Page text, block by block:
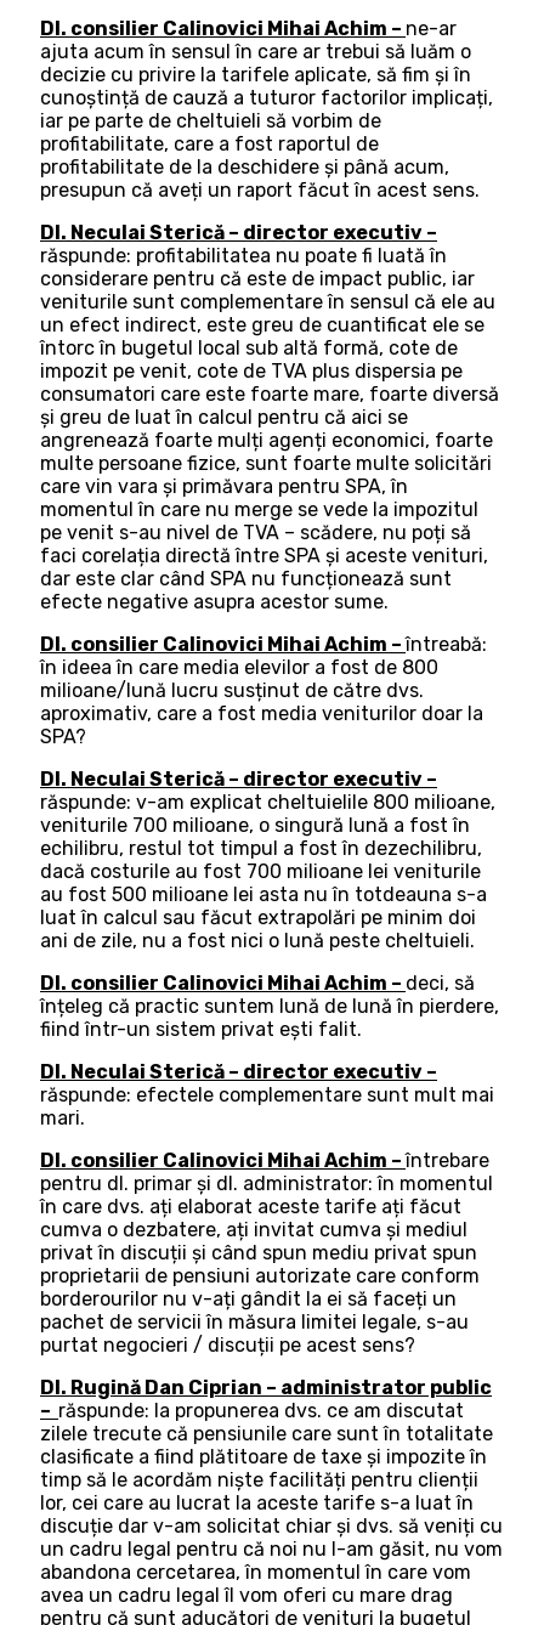
Dl. consilier Calinovici Mihai Achim – ne-ar
ajuta acum în sensul în care ar trebui să luăm o
decizie cu privire la tarifele aplicate, să fim și în
cunoștință de cauză a tuturor factorilor implicați,
iar pe parte de cheltuieli să vorbim de
profitabilitate, care a fost raportul de
profitabilitate de la deschidere și până acum,
presupun că aveți un raport făcut în acest sens.
Dl. Neculai Sterică – director executiv –
răspunde: profitabilitatea nu poate fi luată în
considerare pentru că este de impact public, iar
veniturile sunt complementare în sensul că ele au
un efect indirect, este greu de cuantificat ele se
întorc în bugetul local sub altă formă, cote de
impozit pe venit, cote de TVA plus dispersia pe
consumatori care este foarte mare, foarte diversă
și greu de luat în calcul pentru că aici se
angrenează foarte mulți agenți economici, foarte
multe persoane fizice, sunt foarte multe solicitări
care vin vara și primăvara pentru SPA, în
momentul în care nu merge se vede la impozitul
pe venit s-au nivel de TVA – scădere, nu poți să
faci corelația directă între SPA și aceste venituri,
dar este clar când SPA nu funcționează sunt
efecte negative asupra acestor sume.
Dl. consilier Calinovici Mihai Achim –întreabă:
în ideea în care media elevilor a fost de 800
milioane/lună lucru susținut de către dvs.
aproximativ, care a fost media veniturilor doar la
SPA?
Dl. Neculai Sterică – director executiv –
răspunde: v-am explicat cheltuielile 800 milioane,
veniturile 700 milioane, o singură lună a fost în
echilibru, restul tot timpul a fost în dezechilibru,
dacă costurile au fost 700 milioane lei veniturile
au fost 500 milioane lei asta nu în totdeauna s-a
luat în calcul sau făcut extrapolări pe minim doi
ani de zile, nu a fost nici o lună peste cheltuieli.
Dl. consilier Calinovici Mihai Achim – deci, să
înțeleg că practic suntem lună de lună în pierdere,
fiind într-un sistem privat ești falit.
Dl. Neculai Sterică – director executiv –
răspunde: efectele complementare sunt mult mai
mari.
Dl. consilier Calinovici Mihai Achim –întrebare
pentru dl. primar și dl. administrator: în momentul
în care dvs. ați elaborat aceste tarife ați făcut
cumva o dezbatere, ați invitat cumva și mediul
privat în discuții și când spun mediu privat spun
proprietarii de pensiuni autorizate care conform
borderourilor nu v-ați gândit la ei să faceți un
pachet de servicii în măsura limitei legale, s-au
purtat negocieri / discuții pe acest sens?
Dl. Rugină Dan Ciprian – administrator public
– răspunde: la propunerea dvs. ce am discutat
zilele trecute că pensiunile care sunt în totalitate
clasificate a fiind plătitoare de taxe și impozite în
timp să le acordăm niște facilități pentru clienții
lor, cei care au lucrat la aceste tarife s-a luat în
discuție dar v-am solicitat chiar și dvs. să veniți cu
un cadru legal pentru că noi nu l-am găsit, nu vom
abandona cercetarea, în momentul în care vom
avea un cadru legal îl vom oferi cu mare drag
pentru că sunt aducători de venituri la bugetul